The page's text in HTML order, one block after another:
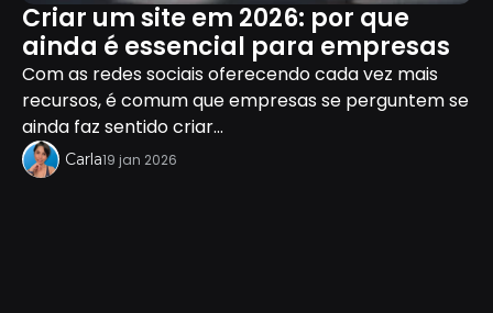
Criar um site em 2026: por que
ainda é essencial para empresas
Com as redes sociais oferecendo cada vez mais
recursos, é comum que empresas se perguntem se
ainda faz sentido criar...
Carla19 jan 2026